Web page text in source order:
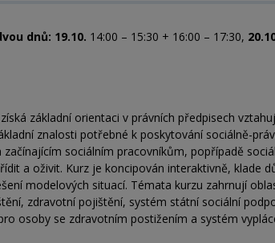
dnů: 19.10. 14:00 – 15:30 + 16:00 – 17:30,
základní orientaci v právních předpisech
znalosti potřebné k poskytování sociálně-
začínajícím sociálním pracovníkům, popřípadě
a oživit. Kurz je koncipován interaktivně, klade
modelových situací. Témata kurzu zahrnují
zdravotní pojištění, systém státní sociální
osoby se zdravotním postižením a systém